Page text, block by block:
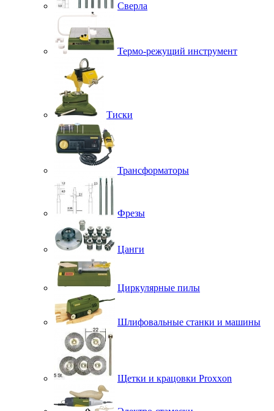
Сверла
Термо-режущий инструмент
Тиски
Трансформаторы
Фрезы
Цанги
Циркулярные пилы
Шлифовальные станки и машины
Щетки и крацовки Proxxon